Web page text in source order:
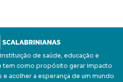
de saúde, educação e
tem como propósito gerar impacto
acolher a esperança de um mundo